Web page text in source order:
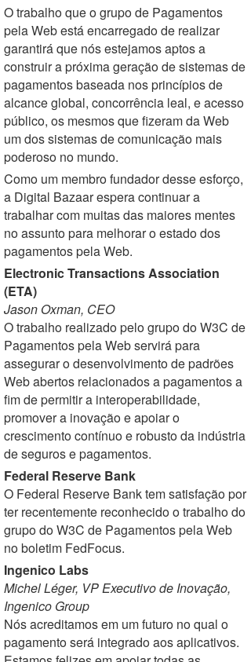
O trabalho que o grupo de Pagamentos
pela Web está encarregado de realizar
garantirá que nós estejamos aptos a
construir a próxima geração de sistemas de
pagamentos baseada nos princípios de
alcance global, concorrência leal, e acesso
público, os mesmos que fizeram da Web
um dos sistemas de comunicação mais
poderoso no mundo.
Como um membro fundador desse esforço,
a Digital Bazaar espera continuar a
trabalhar com muitas das maiores mentes
no assunto para melhorar o estado dos
pagamentos pela Web.
Electronic Transactions Association
(ETA)
Jason Oxman, CEO
O trabalho realizado pelo grupo do W3C de
Pagamentos pela Web servirá para
assegurar o desenvolvimento de padrões
Web abertos relacionados a pagamentos a
fim de permitir a interoperabilidade,
promover a inovação e apoiar o
crescimento contínuo e robusto da indústria
de seguros e pagamentos.
Federal Reserve Bank
O Federal Reserve Bank tem satisfação por
ter recentemente reconhecido o trabalho do
grupo do W3C de Pagamentos pela Web
no boletim FedFocus.
Ingenico Labs
Michel Léger, VP Executivo de Inovação,
Ingenico Group
Nós acreditamos em um futuro no qual o
pagamento será integrado aos aplicativos.